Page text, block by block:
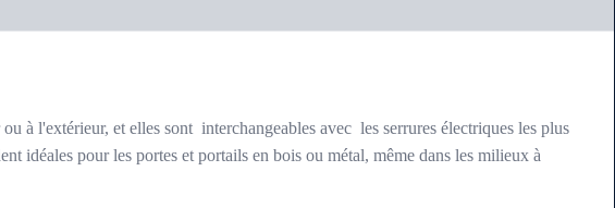
à l'extérieur, et elles sont interchangeables avec les serrures électriques les plus
idéales pour les portes et portails en bois ou métal, même dans les milieux à